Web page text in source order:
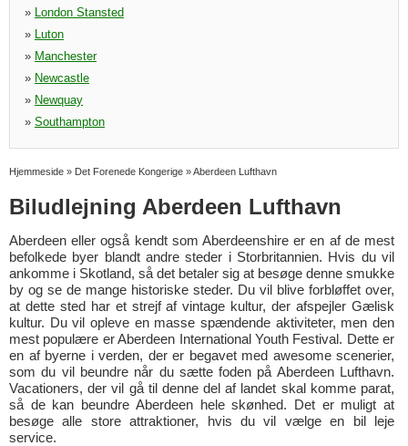
» London Stansted
» Luton
» Manchester
» Newcastle
» Newquay
» Southampton
Hjemmeside » Det Forenede Kongerige »Aberdeen Lufthavn
Biludlejning Aberdeen Lufthavn
Aberdeen eller også kendt som Aberdeenshire er en af de mest
befolkede byer blandt andre steder i Storbritannien. Hvis du vil
ankomme i Skotland, så det betaler sig at besøge denne smukke
by og se de mange historiske steder. Du vil blive forbløffet over,
at dette sted har et strejf af vintage kultur, der afspejler Gælisk
kultur. Du vil opleve en masse spændende aktiviteter, men den
mest populære er Aberdeen International Youth Festival. Dette er
en af byerne i verden, der er begavet med awesome scenerier,
som du vil beundre når du sætte foden på Aberdeen Lufthavn.
Vacationers, der vil gå til denne del af landet skal komme parat,
så de kan beundre Aberdeen hele skønhed. Det er muligt at
besøge alle store attraktioner, hvis du vil vælge en bil leje
service.